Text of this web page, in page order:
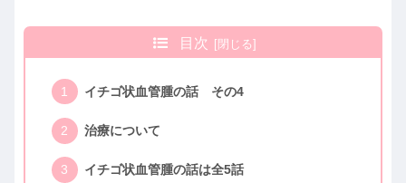
目次
イチゴ状血管腫の話 その4
治療について
イチゴ状血管腫の話は全5話